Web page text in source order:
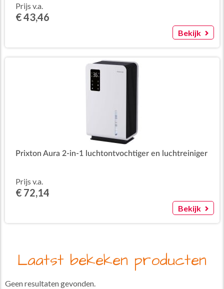
Prijs v.a.
€ 43,46
Bekijk
Prixton Aura 2-in-1 luchtontvochtiger en luchtreiniger
Prijs v.a.
€ 72,14
Bekijk
Laatst bekeken producten
Geen resultaten gevonden.